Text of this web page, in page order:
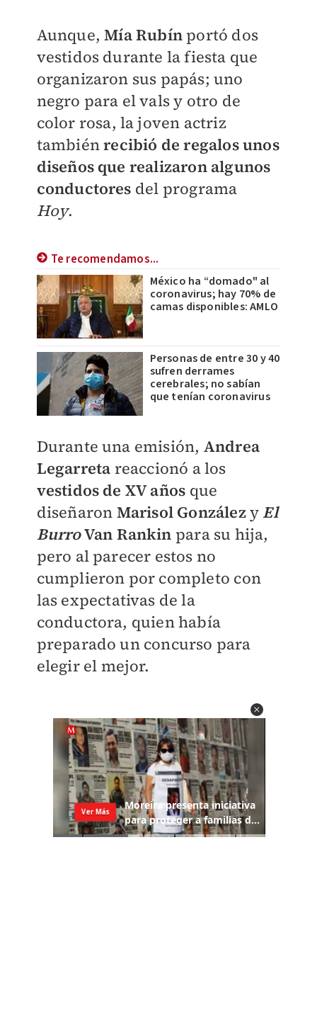
Aunque,Mía Rubínportó dos
vestidos durante la fiesta que
organizaron sus papás; uno
negro para el vals y otro de
color rosa, la joven actriz
tambiénrecibió de regalos unos
diseños que realizaron algunos
conductores del programa
Hoy.
Te recomendamos...
México ha “domado" al
coronavirus; hay 70% de
camas disponibles: AMLO
Personas de entre 30 y 40
sufren derrames
cerebrales; no sabían
que tenían coronavirus
Durante una emisión, Andrea
Legarreta reaccionó a los
vestidos de XV años que
diseñaron Marisol Gonzálezy El
BurroVan Rankin para su hija,
pero al parecer estos no
cumplieron por completo con
las expectativas de la
conductora, quien había
preparado un concurso para
elegir el mejor.